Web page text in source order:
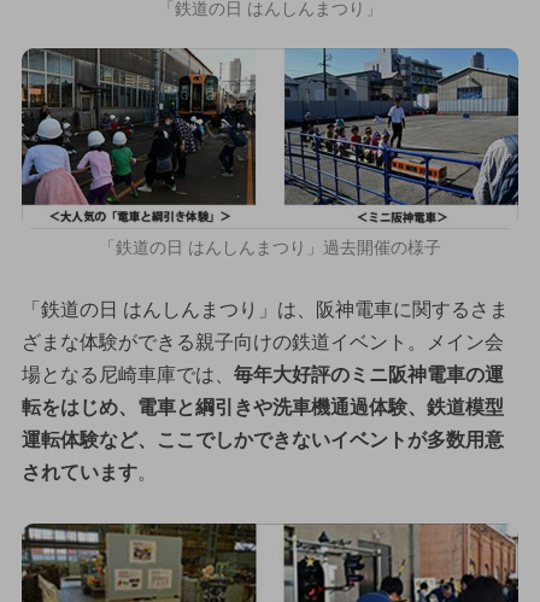
「鉄道の日 はんしんまつり」
「鉄道の日 はんしんまつり」過去開催の様子
「鉄道の日 はんしんまつり」は、阪神電車に関するさま
ざまな体験ができる親子向けの鉄道イベント。メイン会
場となる尼崎車庫では、 毎年大好評のミニ阪神電車の運
転をはじめ、電車と綱引きや洗車機通過体験、鉄道模型
運転体験など、ここでしかできないイベントが多数用意
されています。